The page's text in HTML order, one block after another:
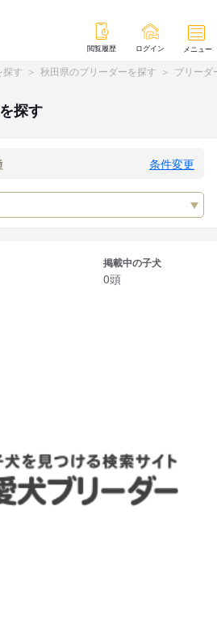
閲覧履歴 ログイン メニュー
探す 秋田県のブリーダーを探す ブリーダ
探す
条件変更
掲載中の子犬
0頭